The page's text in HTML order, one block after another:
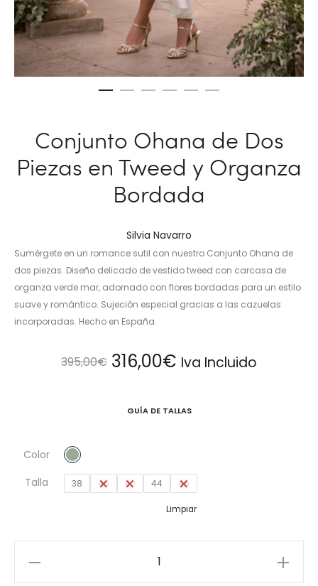
Conjunto Ohana de Dos
Piezas en Tweed y Organza
Bordada
Silvia Navarro
Sumérgete en un romance sutil con nuestro Conjunto Ohana de
dos piezas. Diseño delicado de vestido tweed con carcasa de
organza verde mar, adornado con flores bordadas para un estilo
suave y romántico. Sujeción especial gracias a las cazuelas
incorporadas. Hecho en España.
395,00€ El
395,00€.
316,00€ El
316,00€.
Iva Incluido
GUÍA DE TALLAS
Color
Talla
38 40 42 44 46
Limpiar